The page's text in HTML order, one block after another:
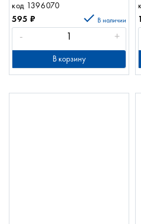
код 1396070
595 ₽ В наличии
- +
В корзину